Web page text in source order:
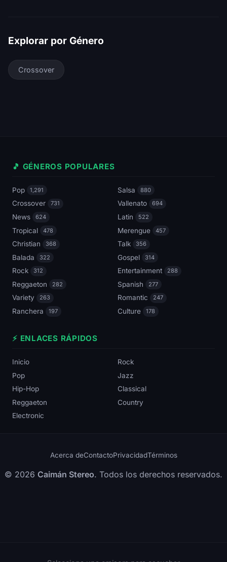
Explorar por Género
Crossover
🎵 GÉNEROS POPULARES
Pop 1,291 Salsa 880
Crossover 731 Vallenato 694
News 624 Latin 522
Tropical 478 Merengue 457
Christian 368 Talk 356
Balada 322 Gospel 314
Rock 312 Entertainment 288
Reggaeton 282 Spanish 277
Variety 263 Romantic 247
Ranchera 197 Culture 178
⚡ ENLACES RÁPIDOS
Inicio
Rock
Pop
Jazz
Hip-Hop
Classical
Reggaeton
Country
Electronic
Acerca deContactoPrivacidadTérminos
© 2026 Caimán Stereo. Todos los derechos reservados.